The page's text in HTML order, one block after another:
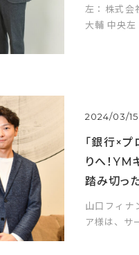
左：株式会
大輔 中央左
2024/03/15
「銀行×プ
りへ！YM
踏み切っ
山口フィナ
ア様は、サ